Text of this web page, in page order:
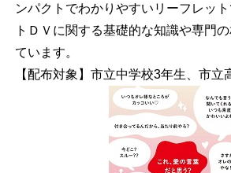
ンパクトでわかりやすいリーフレッ
トＤＶに関する基礎的な知識や専門
ています。
【配布対象】市立中学校3年生、市立